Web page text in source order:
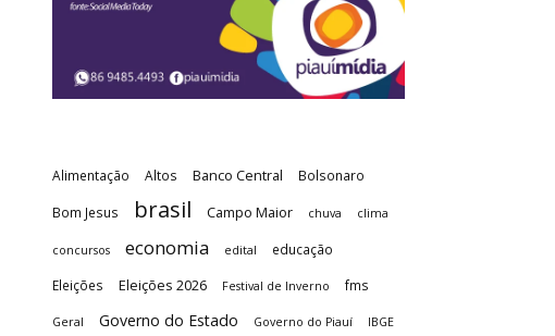
Alimentação Altos Banco Central Bolsonaro
Bom Jesus brasil Campo Maior chuva clima
concursos economia edital educação
Eleições Eleições 2026 Festival de Inverno fms
Geral Governo do Estado Governo do Piauí IBGE